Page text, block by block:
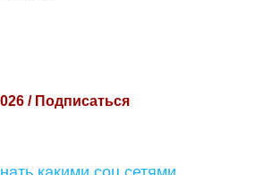
/ Подписаться